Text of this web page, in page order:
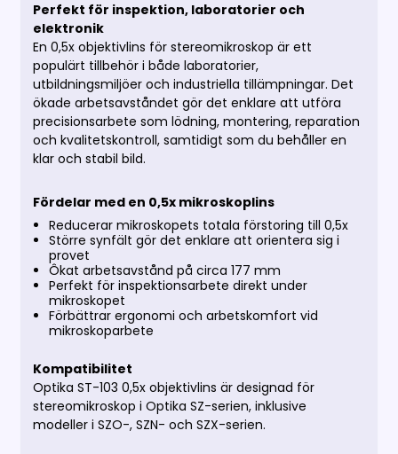
Perfekt för inspektion, laboratorier och
elektronik
En 0,5x objektivlins för stereomikroskop är ett
populärt tillbehör i både laboratorier,
utbildningsmiljöer och industriella tillämpningar. Det
ökade arbetsavståndet gör det enklare att utföra
precisionsarbete som lödning, montering, reparation
och kvalitetskontroll, samtidigt som du behåller en
klar och stabil bild.
Fördelar med en 0,5x mikroskoplins
Reducerar mikroskopets totala förstoring till 0,5x
Större synfält gör det enklare att orientera sig i
provet
Ôkat arbetsavstånd på circa 177 mm
Perfekt för inspektionsarbete direkt under
mikroskopet
Förbättrar ergonomi och arbetskomfort vid
mikroskoparbete
Kompatibilitet
Optika ST-103 0,5x objektivlins är designad för
stereomikroskop i Optika SZ-serien, inklusive
modeller i SZO-, SZN- och SZX-serien.